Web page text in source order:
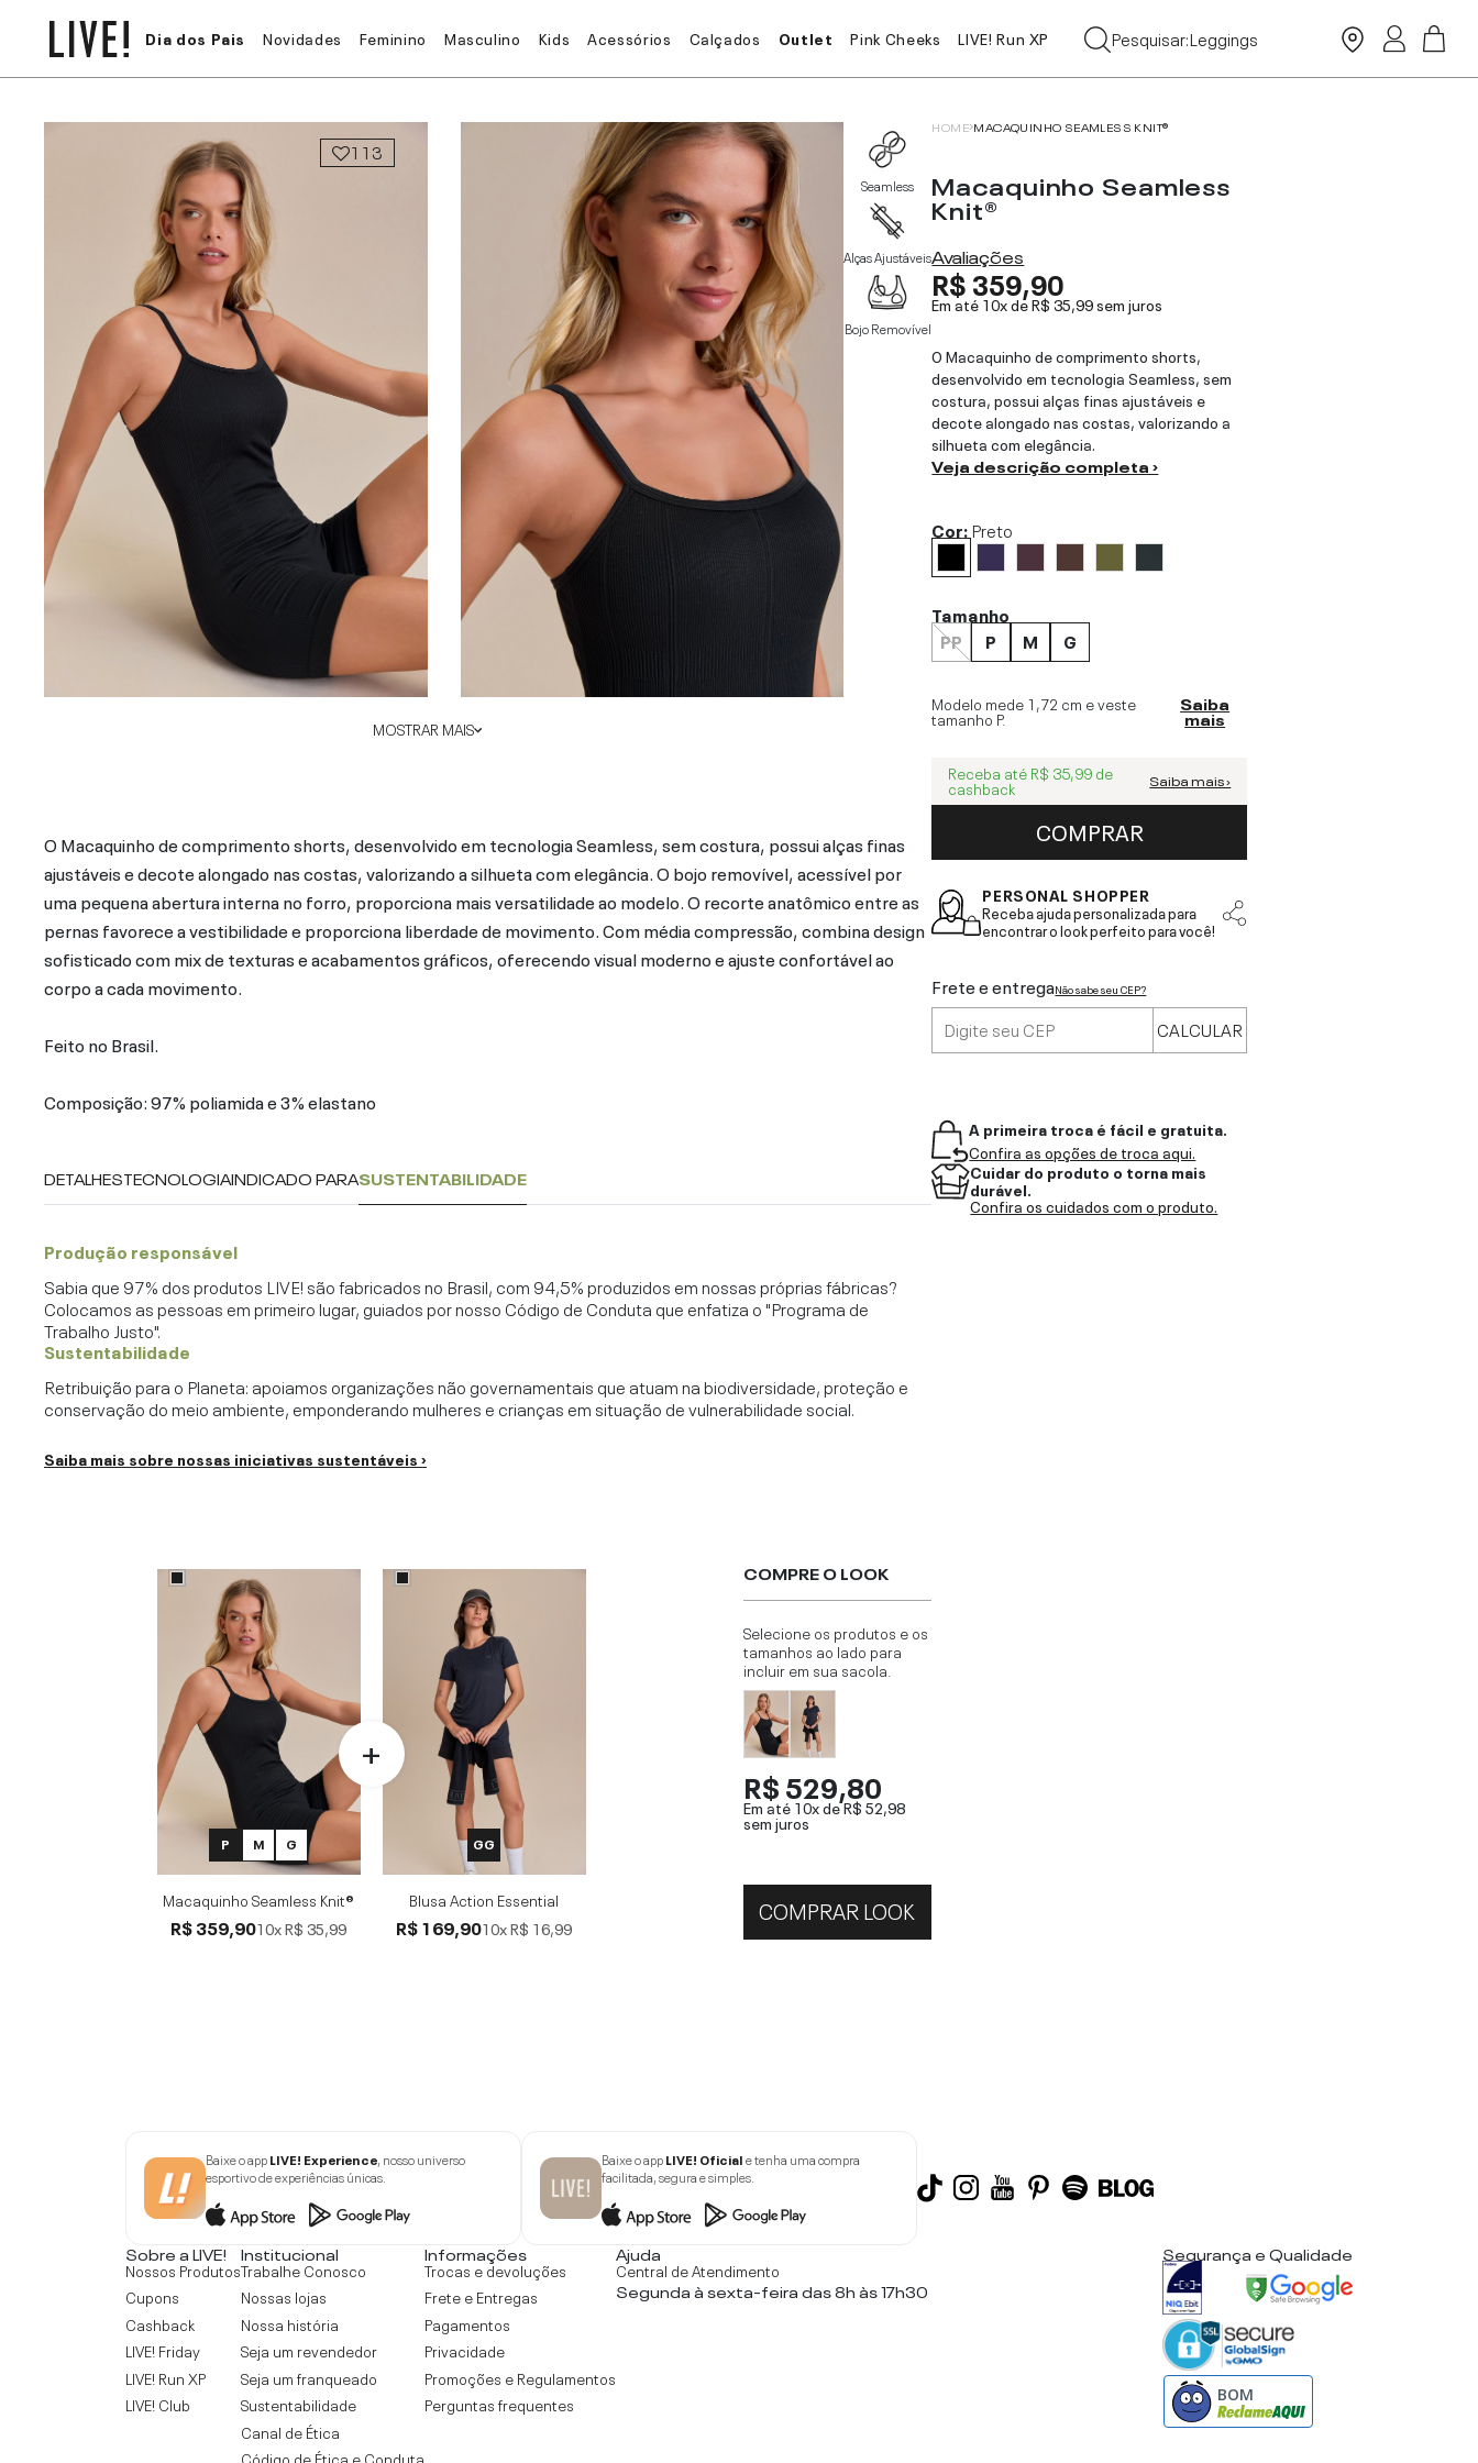
Dia dos Pais Novidades Feminino Masculino Kids Acessórios Calçados Outlet Pink Cheeks LIVE! Run XP
Pesquisar:Leggings
113
MOSTRAR MAIS
Seamless
Alças Ajustáveis
Bojo Removível
O Macaquinho de comprimento shorts, desenvolvido em tecnologia Seamless, sem costura, possui alças finas
ajustáveis e decote alongado nas costas, valorizando a silhueta com elegância. O bojo removível, acessível por
uma pequena abertura interna no forro, proporciona mais versatilidade ao modelo. O recorte anatômico entre as
pernas favorece a vestibilidade e proporciona liberdade de movimento. Com média compressão, combina design
sofisticado com mix de texturas e acabamentos gráficos, oferecendo visual moderno e ajuste confortável ao
corpo a cada movimento.
Feito no Brasil.
Composição: 97% poliamida e 3% elastano
DETALHESTECNOLOGIAINDICADO PARASUSTENTABILIDADE
Produção responsável
Sabia que 97% dos produtos LIVE! são fabricados no Brasil, com 94,5% produzidos em nossas próprias fábricas?
Colocamos as pessoas em primeiro lugar, guiados por nosso Código de Conduta que enfatiza o "Programa de
Trabalho Justo".
Sustentabilidade
Retribuição para o Planeta: apoiamos organizações não governamentais que atuam na biodiversidade, proteção e
conservação do meio ambiente, emponderando mulheres e crianças em situação de vulnerabilidade social.
Saiba mais sobre nossas iniciativas sustentáveis ›
P M G
Macaquinho Seamless Knit®
R$ 359,9010xR$ 35,99
GG
Blusa Action Essential
R$ 169,9010xR$ 16,99
COMPRE O LOOK
Selecione os produtos e os
tamanhos ao lado para
incluir em sua sacola.
R$ 529,80
Em até 10x deR$ 52,98
sem juros
COMPRAR LOOK
HOME MACAQUINHO SEAMLESS KNIT®
Macaquinho Seamless
Knit®
Avaliações
R$ 359,90
Em até 10x deR$ 35,99sem juros
O Macaquinho de comprimento shorts,
desenvolvido em tecnologia Seamless, sem
costura, possui alças finas ajustáveis e
decote alongado nas costas, valorizando a
silhueta com elegância.
Veja descrição completa ›
Cor:Preto
Tamanho
PP
P M G
Modelo mede 1,72 cm e veste
tamanho P.
Saiba
mais
Receba até R$ 35,99 de
cashback Saiba mais ›
COMPRAR
PERSONAL SHOPPER
Receba ajuda personalizada para
encontrar o look perfeito para você!
Frete e entregaNão sabe seu CEP?
CALCULAR
A primeira troca é fácil e gratuita.
Confira as opções de troca aqui.
Cuidar do produto o torna mais
durável.
Confira os cuidados com o produto.
Baixe o appLIVE! Experience, nosso universo
esportivo de experiências únicas.
Baixe o appLIVE! Oficiale tenha uma compra
facilitada, segura e simples.
Sobre a LIVE!
Nossos Produtos
Cupons
Cashback
LIVE! Friday
LIVE! Run XP
LIVE! Club
Institucional
Trabalhe Conosco
Nossas lojas
Nossa história
Seja um revendedor
Seja um franqueado
Sustentabilidade
Canal de Ética
Código de Ética e Conduta
Informações
Trocas e devoluções
Frete e Entregas
Pagamentos
Privacidade
Promoções e Regulamentos
Perguntas frequentes
Ajuda
Central de Atendimento
Segunda à sexta-feira das 8h às 17h30
Segurança e Qualidade
BOM